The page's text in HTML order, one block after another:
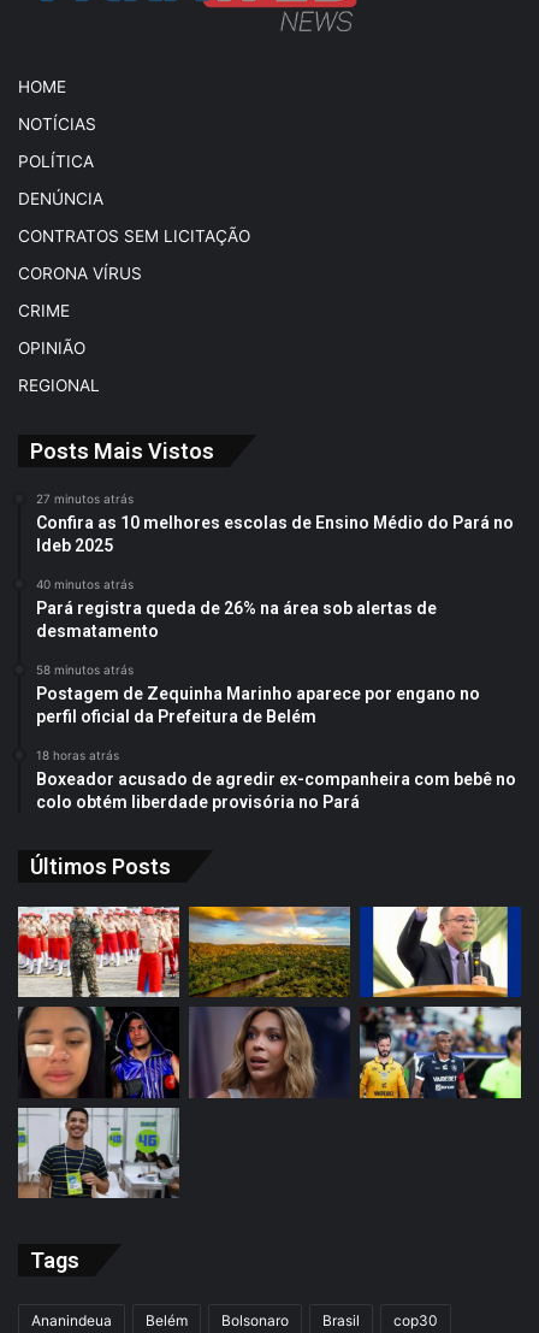
HOME
NOTÍCIAS
POLÍTICA
DENÚNCIA
CONTRATOS SEM LICITAÇÃO
CORONA VÍRUS
CRIME
OPINIÃO
REGIONAL
Posts Mais Vistos
27 minutos atrás
Confira as 10 melhores escolas de Ensino Médio do Pará no
Ideb 2025
40 minutos atrás
Pará registra queda de 26% na área sob alertas de
desmatamento
58 minutos atrás
Postagem de Zequinha Marinho aparece por engano no
perfil oficial da Prefeitura de Belém
18 horas atrás
Boxeador acusado de agredir ex-companheira com bebê no
colo obtém liberdade provisória no Pará
Últimos Posts
Tags
Ananindeua Belém Bolsonaro Brasil cop30